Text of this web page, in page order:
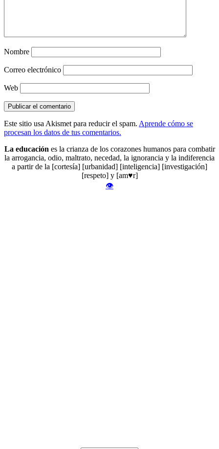
Nombre
Correo electrónico
Web
Este sitio usa Akismet para reducir el spam. Aprende cómo se
procesan los datos de tus comentarios.
La educaciónes la crianza de los corazones humanos para combatir
la arrogancia, odio, maltrato, necedad, la ignorancia y la indiferencia
a partir de la [cortesía] [urbanidad] [inteligencia] [investigación]
[respeto] y [am♥r]
👁